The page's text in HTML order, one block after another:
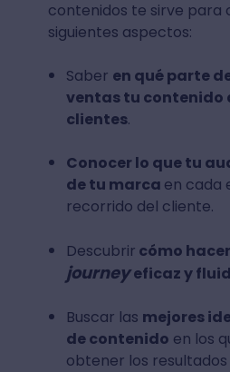
contenidos te sirve para
siguientes aspectos:
Saber en qué parte
ventas tu contenido
clientes.
Conocer lo que tu
de tu marca en cada
recorrido del cliente.
Descubrir cómo
journeyeficaz y
Buscar las mejores
de contenido en los
obtener los resultados